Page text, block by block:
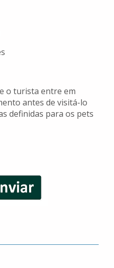
o turista entre em
antes de visitá-lo
definidas para os pets